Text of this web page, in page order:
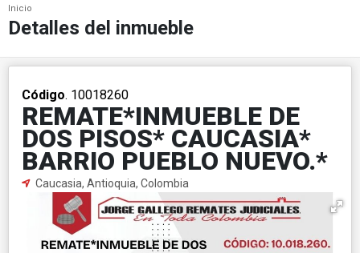
Inicio
Detalles del inmueble
Código. 10018260
REMATE*INMUEBLE DE
DOS PISOS* CAUCASIA*
BARRIO PUEBLO NUEVO.*
Caucasia, Antioquia, Colombia